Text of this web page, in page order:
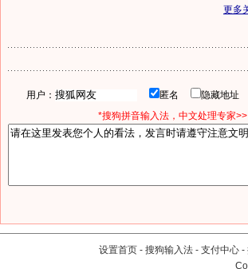
更多
用户： 匿名 隐藏地址
*搜狗拼音输入法，中文处理专家>>
设置首页 - 搜狗输入法 - 支付中心 -